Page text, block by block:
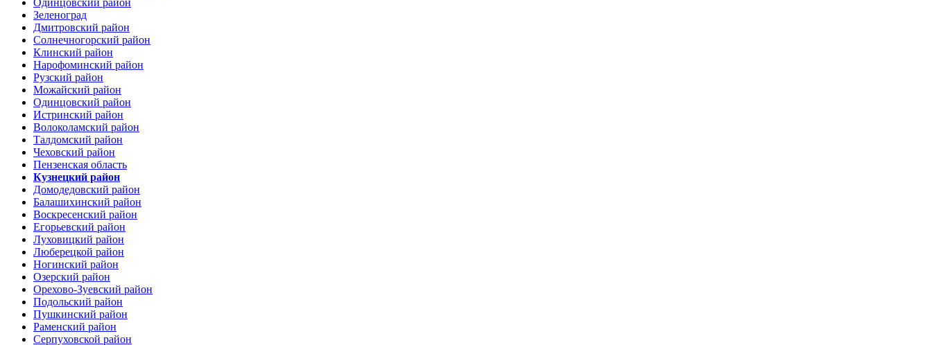
Одинцовский район
Зеленоград
Дмитровский район
Солнечногорский район
Клинский район
Нарофоминский район
Рузский район
Можайский район
Одинцовский район
Истринский район
Волоколамский район
Талдомский район
Чеховский район
Пензенская область
Кузнецкий район
Домодедовский район
Балашихинский район
Воскресенский район
Егорьевский район
Луховицкий район
Люберецкой район
Ногинский район
Озерский район
Орехово-Зуевский район
Подольский район
Пушкинский район
Раменский район
Серпуховской район